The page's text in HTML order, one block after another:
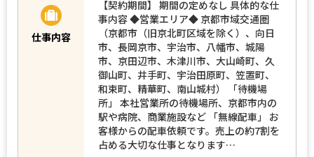
仕事内容
【契約期間】 期間の定めなし 具体的な仕
事内容 ◆営業エリア◆ 京都市域交通圏
（京都市（旧京北町区域を除く）、向日
市、長岡京市、宇治市、八幡市、城陽
市、京田辺市、木津川市、大山崎町、久
御山町、井手町、宇治田原町、笠置町、
和束町、精華町、南山城村） 「待機場
所」 本社営業所の待機場所、京都市内の
駅や病院、商業施設など 「無線配車」 お
客様からの配車依頼です。売上の約7割を
占める大切な仕事となります…